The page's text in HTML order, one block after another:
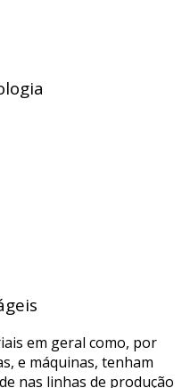
em geral como, por
e máquinas, tenham
nas linhas de produção